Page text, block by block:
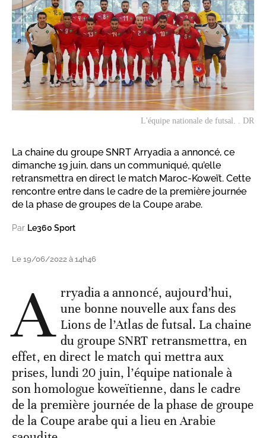
L'équipe nationale de futsal. . DR
La chaine du groupe SNRT Arryadia a annoncé, ce
dimanche 19 juin, dans un communiqué, qu’elle
retransmettra en direct le match Maroc-Koweït. Cette
rencontre entre dans le cadre de la première journée
de la phase de groupes de la Coupe arabe.
Par Le360 Sport
Le 19/06/2022 à 14h46
A rryadia a annoncé, aujourd’hui,
une bonne nouvelle aux fans des
Lions de l’Atlas de futsal. La chaine
du groupe SNRT retransmettra, en
effet, en direct le match qui mettra aux
prises, lundi 20 juin, l’équipe nationale à
son homologue koweïtienne, dans le cadre
de la première journée de la phase de groupe
de la Coupe arabe qui a lieu en Arabie